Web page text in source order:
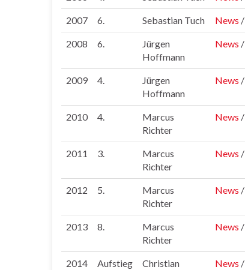
2007 6. Sebastian Tuch News /
2008 6.
Jürgen
Hoffmann
News /
2009 4.
Jürgen
Hoffmann
News /
2010 4.
Marcus
Richter
News /
2011 3.
Marcus
Richter
News /
2012 5.
Marcus
Richter
News /
2013 8.
Marcus
Richter
News /
2014 Aufstieg
Christian
News /